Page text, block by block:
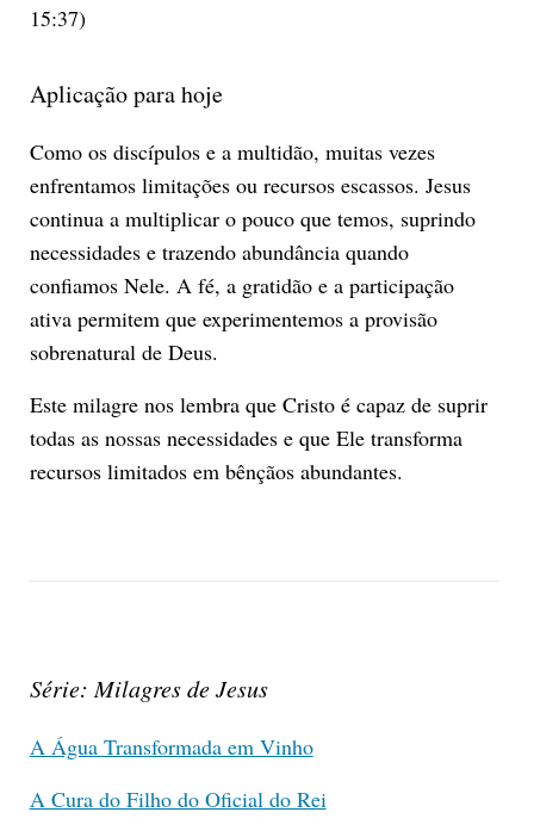
15:37)
Aplicação para hoje
Como os discípulos e a multidão, muitas vezes
enfrentamos limitações ou recursos escassos. Jesus
continua a multiplicar o pouco que temos, suprindo
necessidades e trazendo abundância quando
confiamos Nele. A fé, a gratidão e a participação
ativa permitem que experimentemos a provisão
sobrenatural de Deus.
Este milagre nos lembra que Cristo é capaz de suprir
todas as nossas necessidades e que Ele transforma
recursos limitados em bênçãos abundantes.
Série: Milagres de Jesus
A Água Transformada em Vinho
A Cura do Filho do Oficial do Rei